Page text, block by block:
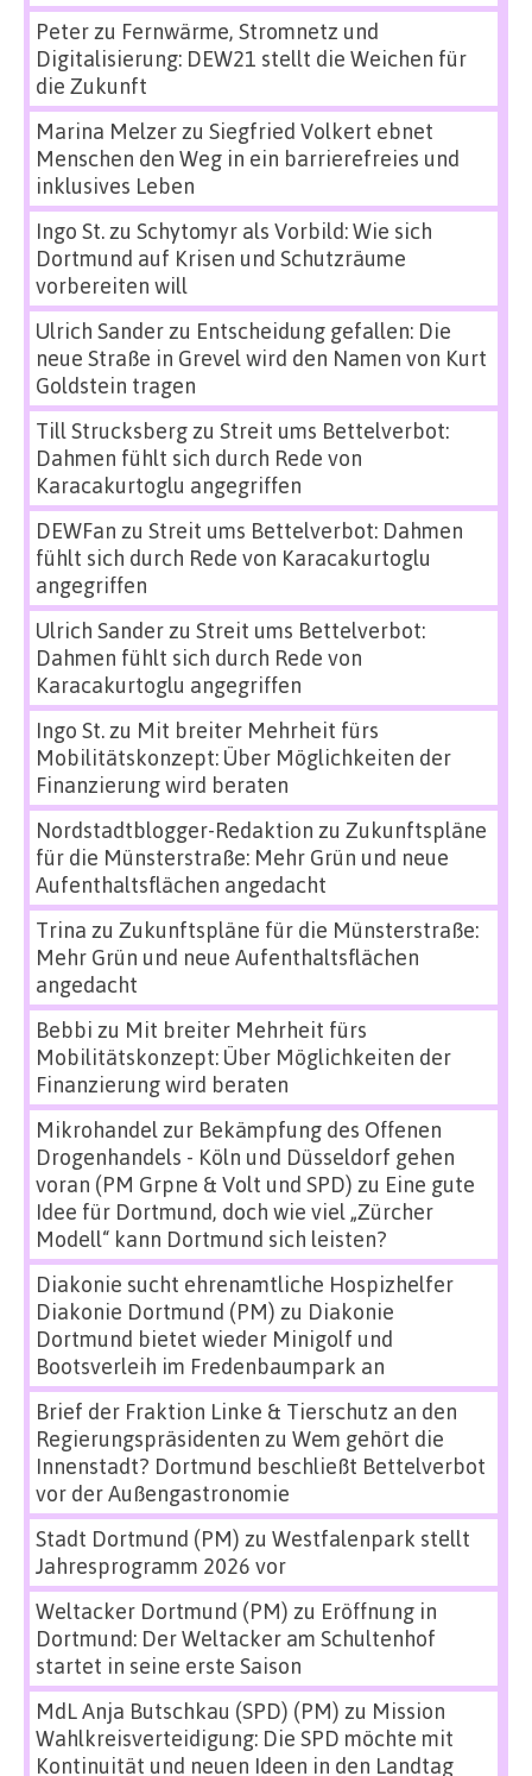
Peterzu Fernwärme, Stromnetz und
Digitalisierung: DEW21 stellt die Weichen für
die Zukunft
Marina Melzerzu Siegfried Volkert ebnet
Menschen den Weg in ein barrierefreies und
inklusives Leben
Ingo St.zu Schytomyr als Vorbild: Wie sich
Dortmund auf Krisen und Schutzräume
vorbereiten will
Ulrich Sanderzu Entscheidung gefallen: Die
neue Straße in Grevel wird den Namen von Kurt
Goldstein tragen
Till Strucksbergzu Streit ums Bettelverbot:
Dahmen fühlt sich durch Rede von
Karacakurtoglu angegriffen
DEWFan zu Streit ums Bettelverbot: Dahmen
fühlt sich durch Rede von Karacakurtoglu
angegriffen
Ulrich Sanderzu Streit ums Bettelverbot:
Dahmen fühlt sich durch Rede von
Karacakurtoglu angegriffen
Ingo St.zu Mit breiter Mehrheit fürs
Mobilitätskonzept: Über Möglichkeiten der
Finanzierung wird beraten
Nordstadtblogger-Redaktion zu Zukunftspläne
für die Münsterstraße: Mehr Grün und neue
Aufenthaltsflächen angedacht
Trina zu Zukunftspläne für die Münsterstraße:
Mehr Grün und neue Aufenthaltsflächen
angedacht
Bebbi zu Mit breiter Mehrheit fürs
Mobilitätskonzept: Über Möglichkeiten der
Finanzierung wird beraten
Mikrohandel zur Bekämpfung des Offenen
Drogenhandels - Köln und Düsseldorf gehen
voran (PM Grpne & Volt und SPD) zu Eine gute
Idee für Dortmund, doch wie viel „Zürcher
Modell“ kann Dortmund sich leisten?
Diakonie sucht ehrenamtliche Hospizhelfer
Diakonie Dortmund (PM) zu Diakonie
Dortmund bietet wieder Minigolf und
Bootsverleih im Fredenbaumpark an
Brief der Fraktion Linke & Tierschutz an den
Regierungspräsidenten zu Wem gehört die
Innenstadt? Dortmund beschließt Bettelverbot
vor der Außengastronomie
Stadt Dortmund (PM) zu Westfalenpark stellt
Jahresprogramm 2026 vor
Weltacker Dortmund (PM) zu Eröffnung in
Dortmund: Der Weltacker am Schultenhof
startet in seine erste Saison
MdL Anja Butschkau (SPD) (PM) zu Mission
Wahlkreisverteidigung: Die SPD möchte mit
Kontinuität und neuen Ideen in den Landtag